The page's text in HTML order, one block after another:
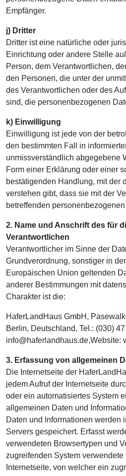
Empfänger.
j) Dritter
Dritter ist eine natürliche oder
Einrichtung oder andere Stelle
Person, dem Verantwortlichen,
den Personen, die unter der
des Verantwortlichen oder des
sind, die personenbezogenen
k) Einwilligung
Einwilligung ist jede von der
den bestimmten Fall in
unmissverständlich abgegebene
Form einer Erklärung oder einer
bestätigenden Handlung, mit der
verstehen gibt, dass sie mit der
betreffenden
2. Name und Anschrift des für
Verantwortlichen
Verantwortlicher im Sinne der
Grundverordnung, sonstiger in
Europäischen Union geltenden
anderer Bestimmungen mit
Charakter ist die:
HaferLandHaus GmbH,
Berlin, Deutschland, Tel.: (030)
info@haferlandhaus.de,Website:
3. Erfassung von allgemeinen
Die Internetseite der
jedem Aufruf der Internetseite
oder ein automatisiertes System
allgemeinen Daten und
Daten und Informationen werden
Servers gespeichert. Erfasst
verwendeten Browsertypen und
zugreifenden System
Internetseite, von welcher ein